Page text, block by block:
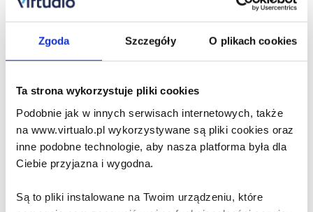
Zgoda Szczegóły O plikach cookies
Ta strona wykorzystuje pliki cookies
Podobnie jak w innych serwisach internetowych, także
na www.virtualo.pl wykorzystywane są pliki cookies oraz
inne podobne technologie, aby nasza platforma była dla
Ciebie przyjazna i wygodna.
Są to pliki instalowane na Twoim urządzeniu, które
9.25 zł
Do koszyka Na prezent
Facing the World
Horatio Alger
Do koszyka Na prezent